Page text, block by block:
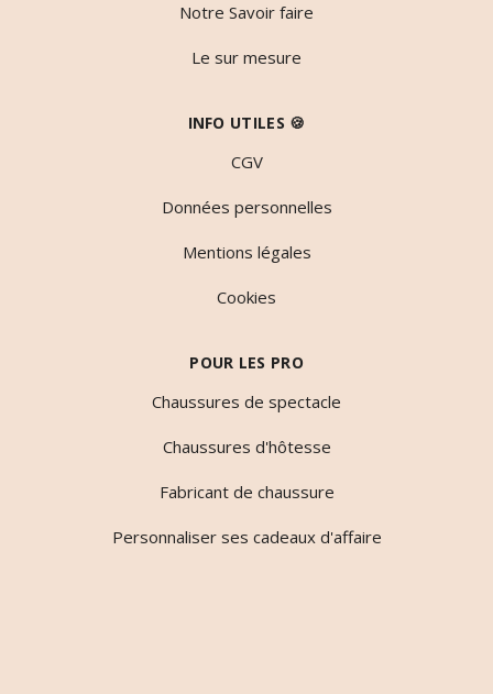
Notre Savoir faire
Le sur mesure
INFO UTILES 🍪
CGV
Données personnelles
Mentions légales
Cookies
POUR LES PRO
Chaussures de spectacle
Chaussures d'hôtesse
Fabricant de chaussure
Personnaliser ses cadeaux d'affaire